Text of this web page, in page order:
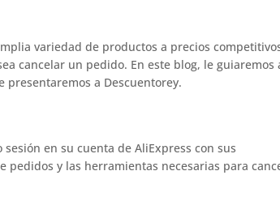
variedad de productos a precios
cancelar un pedido. En este blog, le guiaremos
presentaremos a Descuentorey.
sesión en su cuenta de AliExpress con sus
pedidos y las herramientas necesarias para